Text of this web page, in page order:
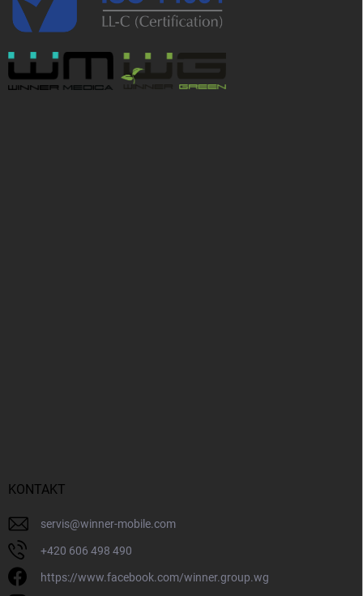
KONTAKT
servis@winner-mobile.com
+420 606 498 490
https://www.facebook.com/winner.group.wg